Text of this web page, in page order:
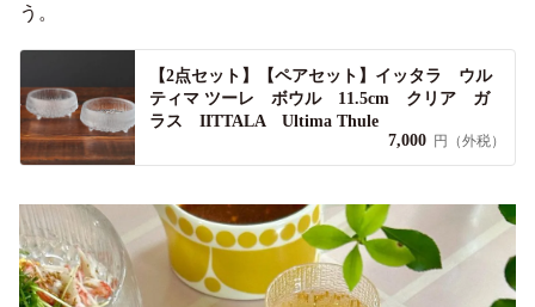
う。
【2点セット】【ペアセット】イッタラ ウル
ティマ ツーレ ボウル 11.5cm クリア ガ
ラス IITTALA Ultima Thule
7,000 円（外税）